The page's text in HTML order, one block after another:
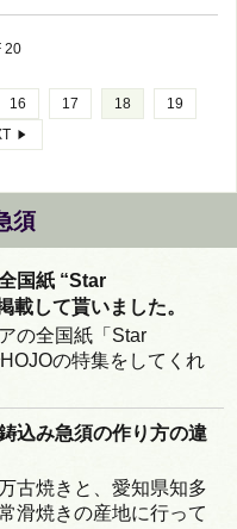
20
16 17 18
19
須
国紙 “Star
載して貰いました。
の全国紙「Star
の特集をしてくれ
込み急須の作り方の違
古焼きと、愛知県知多
滑焼きの産地に行って